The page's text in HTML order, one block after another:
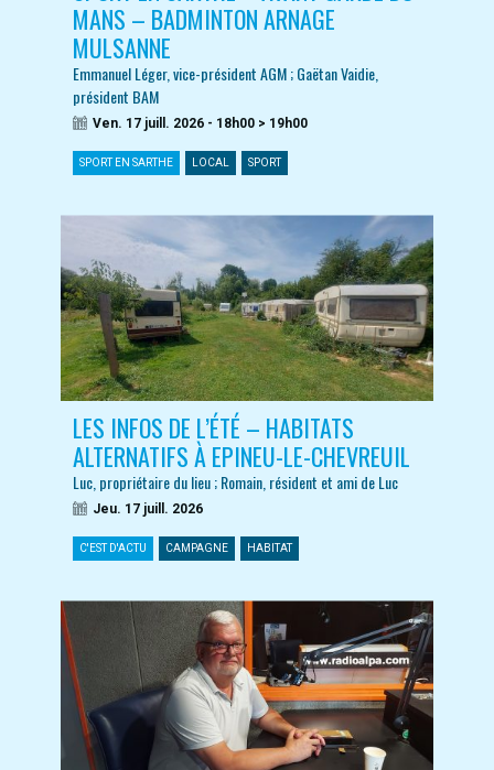
MANS – BADMINTON ARNAGE
MULSANNE
Emmanuel Léger, vice-président AGM ; Gaëtan Vaidie,
président BAM
Ven. 17 juill. 2026 - 18h00 > 19h00
SPORT EN SARTHE LOCAL SPORT
LES INFOS DE L’ÉTÉ – HABITATS
ALTERNATIFS À EPINEU-LE-CHEVREUIL
Luc, propriétaire du lieu ; Romain, résident et ami de Luc
Jeu. 17 juill. 2026
C'EST D'ACTU CAMPAGNE HABITAT